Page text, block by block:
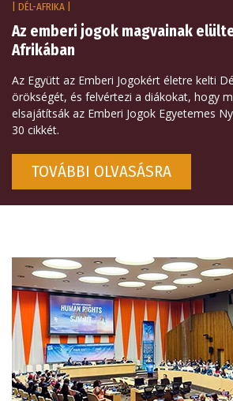
| DÉL-AFRIKA |
Az emberi jogok magvainak
Afrikában
Az Együtt az Emberi Jogokért életre kelti
örökségét, és felvértezi a diákokat, hogy
elsajátítsák az Emberi Jogok Egyetemes
30 cikkét.
TOVÁBBI OLVASÁSRA